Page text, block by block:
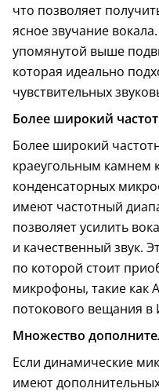
что позволяет
ясное звучание
упомянутой выше
которая идеально
чувствительных
Более широкий
Более широкий
краеугольным камнем
конденсаторных
имеют частотный
позволяет усилить
и качественный звук.
по которой стоит
микрофоны, такие как
потокового вещания в
Множество
Если динамические
имеют